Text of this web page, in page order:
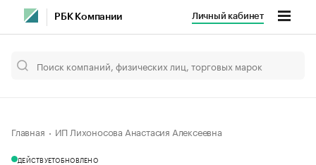
РБК Компании Личный кабинет
Главная ИП Лихоносова Анастасия Алексеевна
ДЕЙСТВУЕТОБНОВЛЕНО